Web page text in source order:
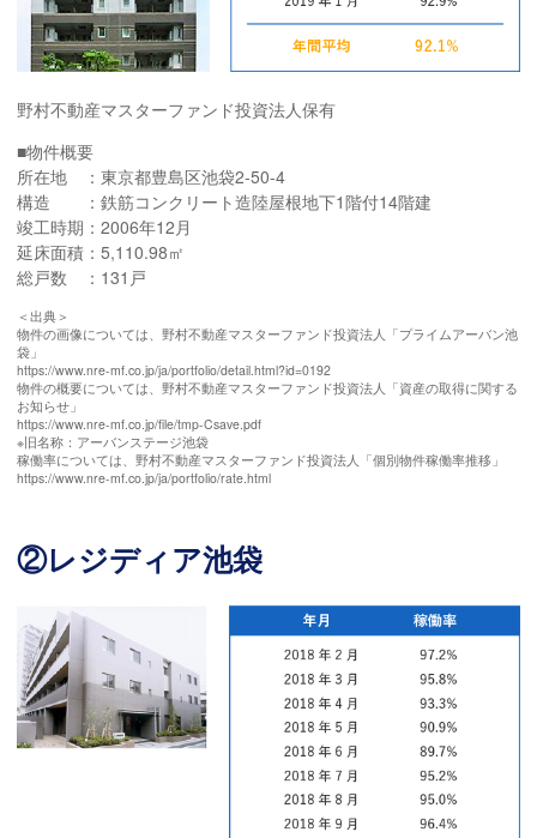
野村不動産マスターファンド投資法人保有
■物件概要
所在地 ：東京都豊島区池袋2-50-4
構造 ：鉄筋コンクリート造陸屋根地下1階付14階建
竣工時期：2006年12月
延床面積：5,110.98㎡
総戸数 ：131戸
＜出典＞
物件の画像については、野村不動産マスターファンド投資法人「プライムアーバン池
袋」
https://www.nre-mf.co.jp/ja/portfolio/detail.html?id=0192
物件の概要については、野村不動産マスターファンド投資法人「資産の取得に関する
お知らせ」
https://www.nre-mf.co.jp/file/tmp-Csave.pdf
※旧名称：アーバンステージ池袋
稼働率については、野村不動産マスターファンド投資法人「個別物件稼働率推移」
https://www.nre-mf.co.jp/ja/portfolio/rate.html
②レジディア池袋